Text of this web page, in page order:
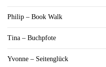
Philip – Book Walk
Tina – Buchpfote
Yvonne – Seitenglück